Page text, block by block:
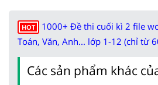
HOT
1000+ Đề thi cuối kì 2 file
Toán, Văn, Anh... lớp 1-12 (chỉ từ
Các sản phẩm khác